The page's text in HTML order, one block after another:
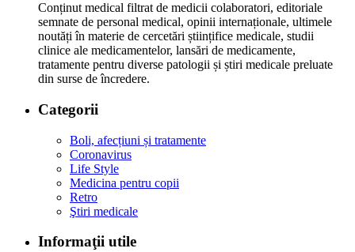
Conținut medical filtrat de medicii colaboratori, editoriale
semnate de personal medical, opinii internaționale, ultimele
noutăți în materie de cercetări științifice medicale, studii
clinice ale medicamentelor, lansări de medicamente,
tratamente pentru diverse patologii și știri medicale preluate
din surse de încredere.
Categorii
Boli, afecțiuni și tratamente
Coronavirus
Life Style
Medicina pentru copii
Retro
Ştiri medicale
Informaţii utile